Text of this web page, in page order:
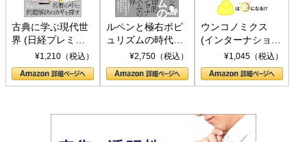
古典に学ぶ現代世
界 (日経プレミア
シリーズ)¥1,210（税込）
ルペンと極右ポピ
ュリズムの時代：
〈ヤヌス〉の二つ
の顔
¥2,750（税込）
ウンコノミクス
(インターナショナ
ル新書)¥1,045（税込）